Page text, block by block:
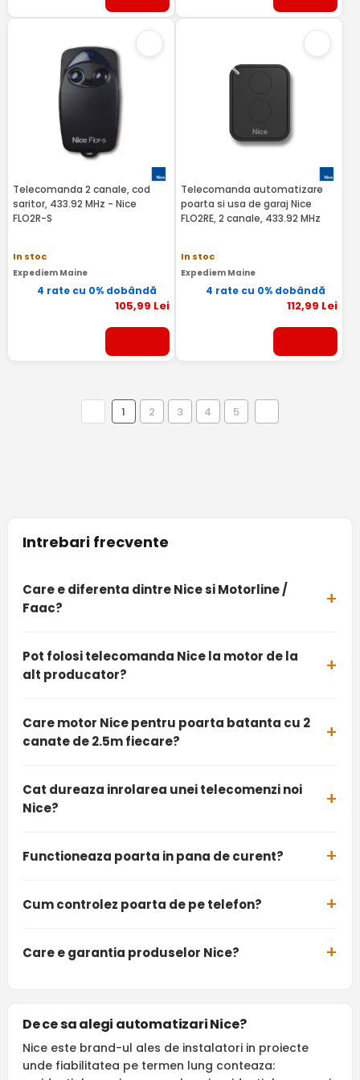
Telecomanda 2 canale, cod
saritor, 433.92 MHz - Nice
FLO2R-S
In stoc
Expediem Maine
4 rate cu 0% dobândă
105,99 Lei
Telecomanda automatizare
poarta si usa de garaj Nice
FLO2RE, 2 canale, 433.92 MHz
In stoc
Expediem Maine
4 rate cu 0% dobândă
112,99 Lei
1 2 3 4 5
Intrebari frecvente
Care e diferenta dintre Nice si Motorline /
Faac?
Pot folosi telecomanda Nice la motor de la
alt producator?
Care motor Nice pentru poarta batanta cu 2
canate de 2.5m fiecare?
Cat dureaza inrolarea unei telecomenzi noi
Nice?
Functioneaza poarta in pana de curent?
Cum controlez poarta de pe telefon?
Care e garantia produselor Nice?
De ce sa alegi automatizari Nice?
Nice este brand-ul ales de instalatori in proiecte
unde fiabilitatea pe termen lung conteaza: